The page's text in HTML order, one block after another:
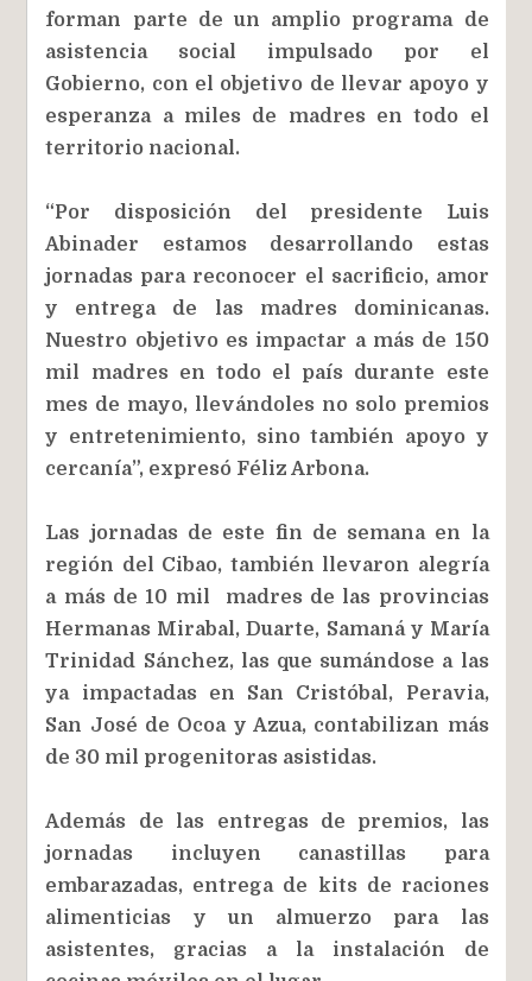
forman parte de un amplio programa de
asistencia social impulsado por el
Gobierno, con el objetivo de llevar apoyo y
esperanza a miles de madres en todo el
territorio nacional.
“Por disposición del presidente Luis
Abinader estamos desarrollando estas
jornadas para reconocer el sacrificio, amor
y entrega de las madres dominicanas.
Nuestro objetivo es impactar a más de 150
mil madres en todo el país durante este
mes de mayo, llevándoles no solo premios
y entretenimiento, sino también apoyo y
cercanía”, expresó Féliz Arbona.
Las jornadas de este fin de semana en la
región del Cibao, también llevaron alegría
a más de 10 mil madres de las provincias
Hermanas Mirabal, Duarte, Samaná y María
Trinidad Sánchez, las que sumándose a las
ya impactadas en San Cristóbal, Peravia,
San José de Ocoa y Azua, contabilizan más
de 30 mil progenitoras asistidas.
Además de las entregas de premios, las
jornadas incluyen canastillas para
embarazadas, entrega de kits de raciones
alimenticias y un almuerzo para las
asistentes, gracias a la instalación de